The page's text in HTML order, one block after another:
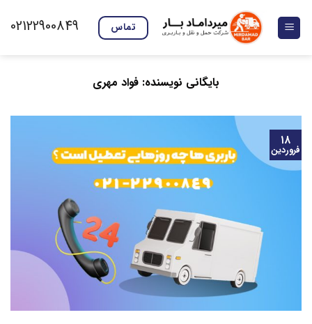
content
تماس 02122900849
بایگانی نویسنده: فواد مهری
۱۸
فروردین